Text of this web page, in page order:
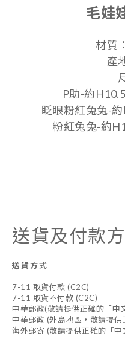
毛娃
材質
產
P助-約
眨眼粉紅兔兔-
粉紅兔兔-約
送貨及付款
送貨方式
7-11 取貨付款 (C2C)
7-11 取貨不付款 (C2C)
中華郵政(敬請提供正確的「中
中華郵政 (外島地區，敬請提
海外郵寄 (敬請提供正確的「